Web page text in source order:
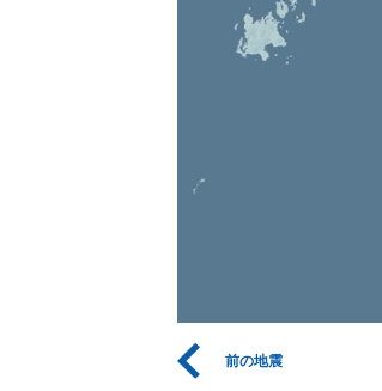
前の地震